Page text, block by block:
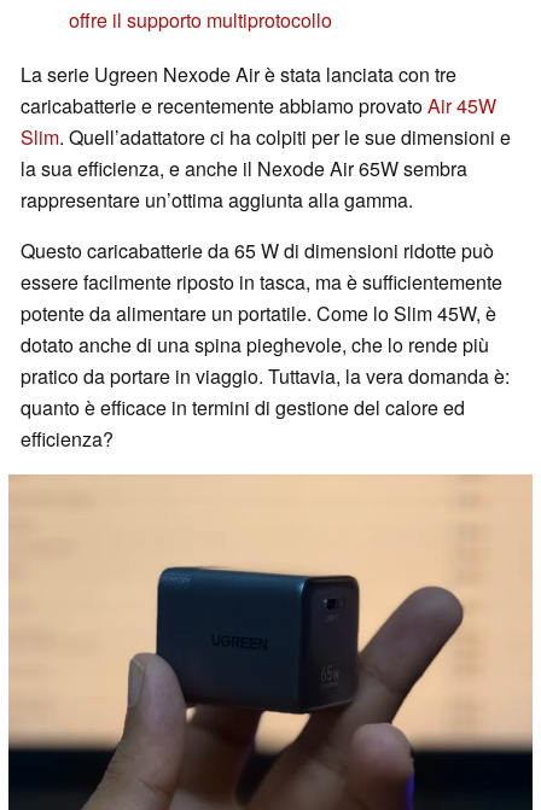
offre il supporto multiprotocollo
La serie Ugreen Nexode Air è stata lanciata con tre
caricabatterie e recentemente abbiamo provatoAir 45W
Slim. Quell’adattatore ci ha colpiti per le sue dimensioni e
la sua efficienza, e anche il Nexode Air 65W sembra
rappresentare un’ottima aggiunta alla gamma.
Questo caricabatterie da 65 W di dimensioni ridotte può
essere facilmente riposto in tasca, ma è sufficientemente
potente da alimentare un portatile. Come lo Slim 45W, è
dotato anche di una spina pieghevole, che lo rende più
pratico da portare in viaggio. Tuttavia, la vera domanda è:
quanto è efficace in termini di gestione del calore ed
efficienza?